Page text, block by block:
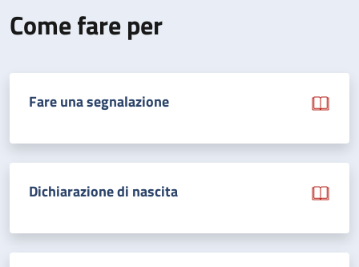
Come fare per
Fare una segnalazione
Dichiarazione di nascita